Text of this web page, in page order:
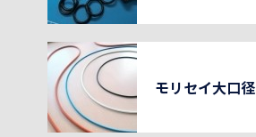
モリセイ大口径